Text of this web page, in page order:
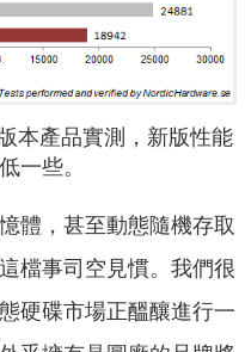
本產品實測，新版性能
一些。
體，甚至動態隨機存取
檔事司空見慣。我們很
硬碟市場正醞釀進行一